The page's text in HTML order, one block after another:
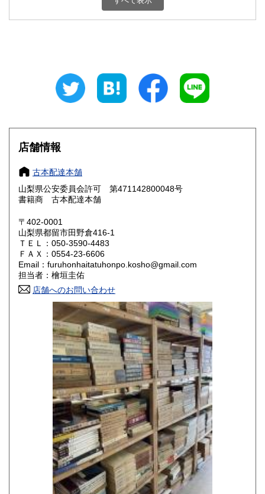
800円 三重県
大阪府
奈良県
鳥取県 800円 島根県
岡山県
山口県 800円
香川県 800円 愛媛県
高知県 800円
800円 長崎県
800円 大分県
800円 鹿児島県
1,500円
店舗情報
古本配達本舗
山梨県公安委員会許可 第471142800048号
書籍商 古本配達本舗
〒402-0001
山梨県都留市田野倉416-1
ＴＥＬ：050-3590-4483
ＦＡＸ：0554-23-6606
Email：furuhonhaitatuhonpo.kosho@gmail.com
担当者：檜垣圭佑
店舗へのお問い合わせ